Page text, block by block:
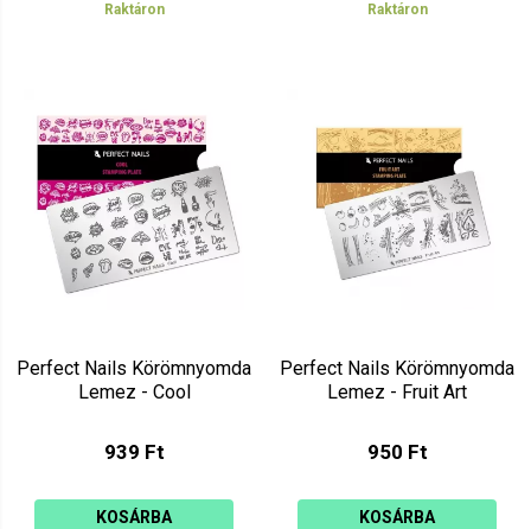
Raktáron Raktáron
Perfect Nails Körömnyomda
Lemez - Cool
939 Ft
KOSÁRBA
Perfect Nails Körömnyomda
Lemez - Fruit Art
950 Ft
KOSÁRBA